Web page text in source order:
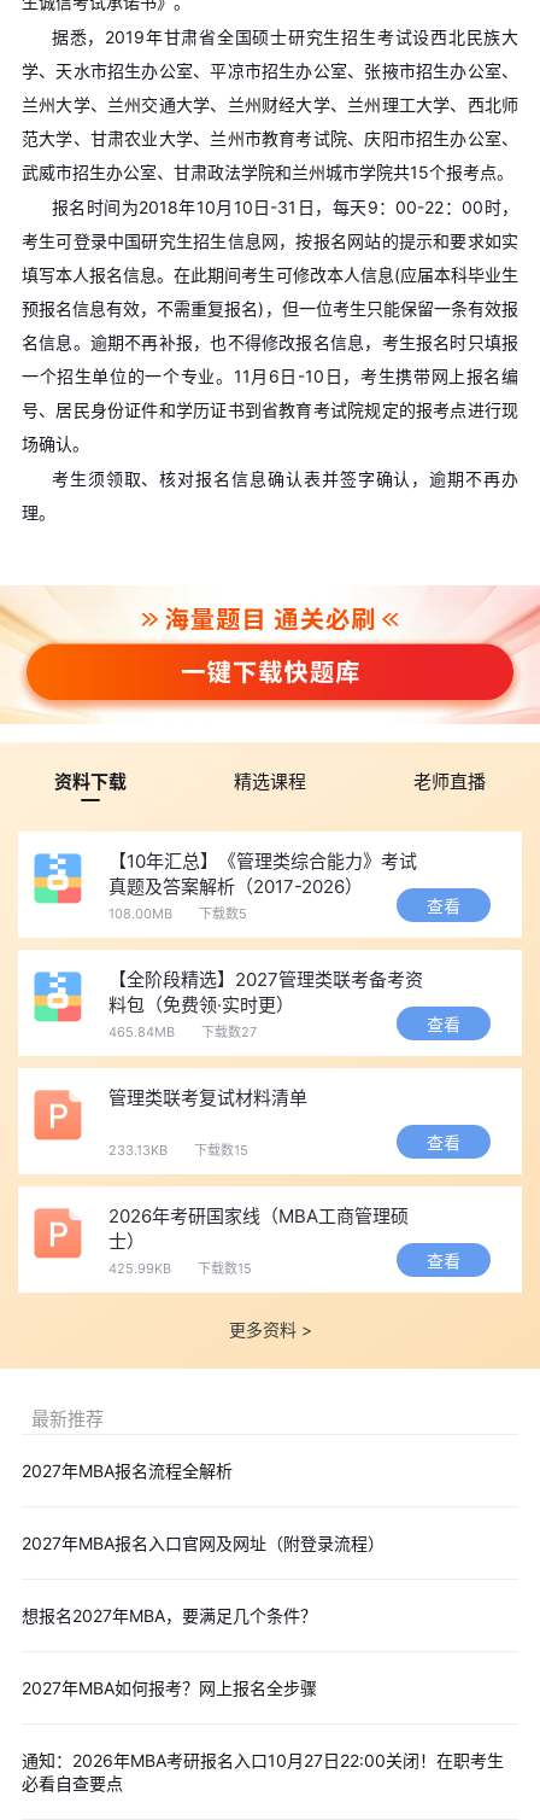
据悉，2019年甘肃省全国硕士研究生招生考试设西北民族大
学、天水市招生办公室、平凉市招生办公室、张掖市招生办公室、
兰州大学、兰州交通大学、兰州财经大学、兰州理工大学、西北师
范大学、甘肃农业大学、兰州市教育考试院、庆阳市招生办公室、
武威市招生办公室、甘肃政法学院和兰州城市学院共15个报考点。
报名时间为2018年10月10日-31日，每天9：00-22：00时，
考生可登录中国研究生招生信息网，按报名网站的提示和要求如实
填写本人报名信息。在此期间考生可修改本人信息(应届本科毕业生
预报名信息有效，不需重复报名)，但一位考生只能保留一条有效报
名信息。逾期不再补报，也不得修改报名信息，考生报名时只填报
一个招生单位的一个专业。11月6日-10日，考生携带网上报名编
号、居民身份证件和学历证书到省教育考试院规定的报考点进行现
场确认。
考生须领取、核对报名信息确认表并签字确认，逾期不再办
理。
资料下载 精选课程 老师直播
【10年汇总】《管理类综合能力》考试
真题及答案解析（2017-2026）
108.00MB 下载数5 查看
【全阶段精选】2027管理类联考备考资
料包（免费领·实时更）
465.84MB 下载数27 查看
管理类联考复试材料清单
233.13KB 下载数15 查看
2026年考研国家线（MBA工商管理硕
士）
425.99KB 下载数15 查看
更多资料 >
最新推荐
2027年MBA报名流程全解析
2027年MBA报名入口官网及网址（附登录流程）
想报名2027年MBA，要满足几个条件？
2027年MBA如何报考？网上报名全步骤
通知：2026年MBA考研报名入口10月27日22:00关闭！在职考生
必看自查要点